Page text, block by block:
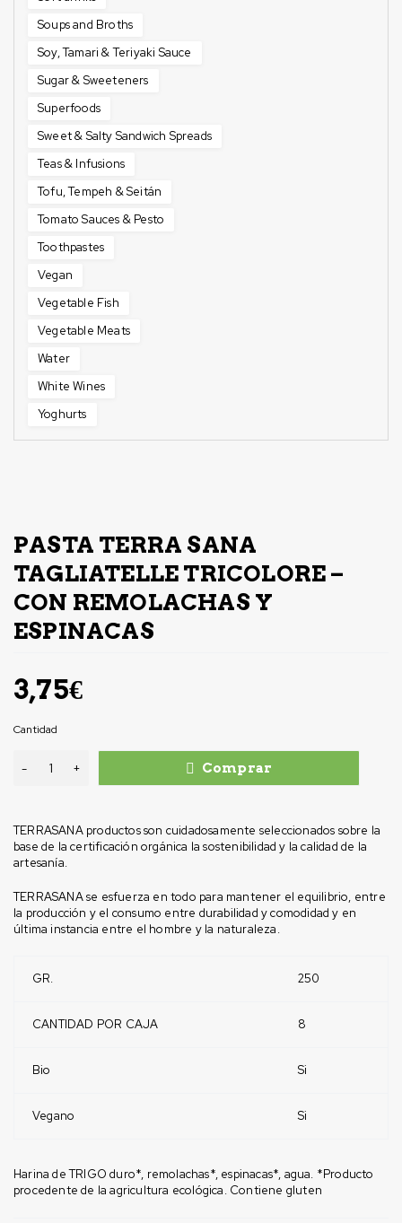
Soups and Broths
Soy, Tamari & Teriyaki Sauce
Sugar & Sweeteners
Superfoods
Sweet & Salty Sandwich Spreads
Teas & Infusions
Tofu, Tempeh & Seitán
Tomato Sauces & Pesto
Toothpastes
Vegan
Vegetable Fish
Vegetable Meats
Water
White Wines
Yoghurts
PASTA TERRA SANA
TAGLIATELLE TRICOLORE –
CON REMOLACHAS Y
ESPINACAS
TERRASANA productos son cuidadosamente seleccionados sobre la
base de la certificación orgánica la sostenibilidad y la calidad de la
artesanía.
TERRASANA se esfuerza en todo para mantener el equilibrio, entre
la producción y el consumo entre durabilidad y comodidad y en
última instancia entre el hombre y la naturaleza.
GR. 250
CANTIDAD POR CAJA 8
Bio Si
Vegano Si
Harina de TRIGO duro*, remolachas*, espinacas*, agua. *Producto
procedente de la agricultura ecológica. Contiene gluten
3,75€
Cantidad
Comprar